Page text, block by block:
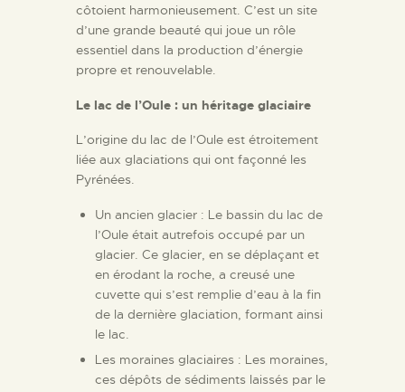
côtoient harmonieusement. C’est un site
d’une grande beauté qui joue un rôle
essentiel dans la production d’énergie
propre et renouvelable.
Le lac de l’Oule : un héritage glaciaire
L’origine du lac de l’Oule est étroitement
liée aux glaciations qui ont façonné les
Pyrénées.
Un ancien glacier : Le bassin du lac de
l’Oule était autrefois occupé par un
glacier. Ce glacier, en se déplaçant et
en érodant la roche, a creusé une
cuvette qui s’est remplie d’eau à la fin
de la dernière glaciation, formant ainsi
le lac.
Les moraines glaciaires : Les moraines,
ces dépôts de sédiments laissés par le